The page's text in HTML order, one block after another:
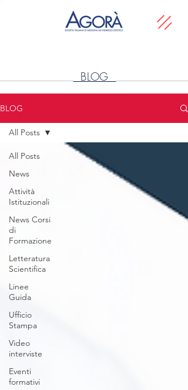
BLOG
BLOG
All Posts
News
Attività
Istituzionali
News Corsi
di
Formazione
Letteratura
Scientifica
Linee
Guida
Ufficio
Stampa
Video
interviste
Eventi
formativi
All Posts